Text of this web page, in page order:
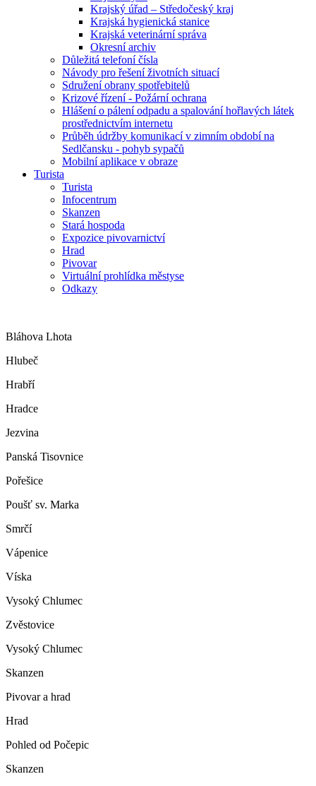
Krajský úřad – Středočeský kraj
Krajská hygienická stanice
Krajská veterinární správa
Okresní archiv
Důležitá telefoní čísla
Návody pro řešení životních situací
Sdružení obrany spotřebitelů
Krizové řízení - Požární ochrana
Hlášení o pálení odpadu a spalování hořlavých látek
prostřednictvím internetu
Průběh údržby komunikací v zimním období na
Sedlčansku - pohyb sypačů
Mobilní aplikace v obraze
Turista
Turista
Infocentrum
Skanzen
Stará hospoda
Expozice pivovarnictví
Hrad
Pivovar
Virtuální prohlídka městyse
Odkazy
Bláhova Lhota
Hlubeč
Hrabří
Hradce
Jezvina
Panská Tisovnice
Pořešice
Poušť sv. Marka
Smrčí
Vápenice
Víska
Vysoký Chlumec
Zvěstovice
Vysoký Chlumec
Skanzen
Pivovar a hrad
Hrad
Pohled od Počepic
Skanzen